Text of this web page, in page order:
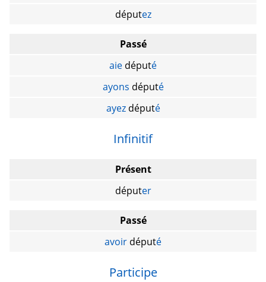
députez
Passé
aie député
ayons député
ayezdéputé
Infinitif
Présent
députer
Passé
avoir député
Participe